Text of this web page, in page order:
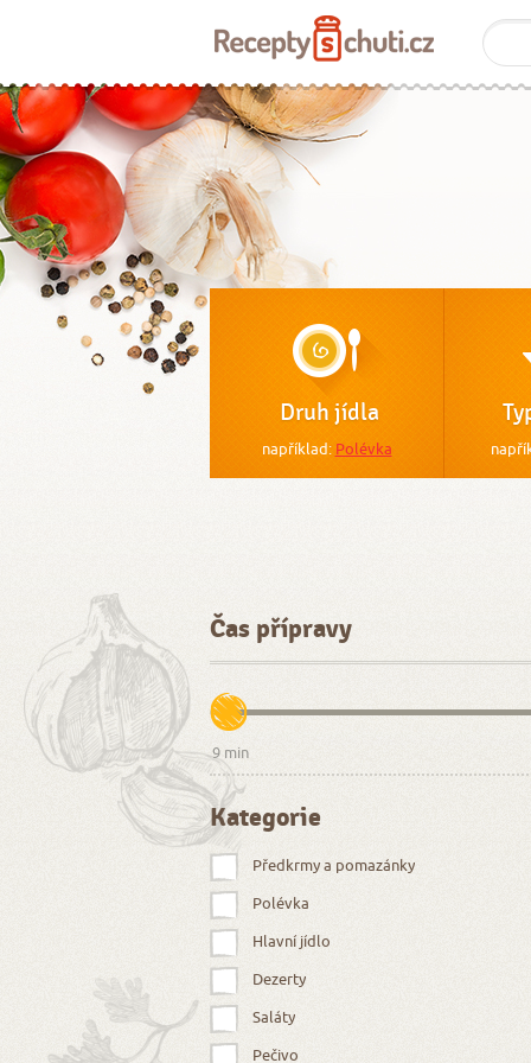
Druh jídla
například: Polévka
Čas přípravy
Kategorie
Předkrmy a pomazánky
Polévka
Hlavní jídlo
Dezerty
Saláty
Pečivo